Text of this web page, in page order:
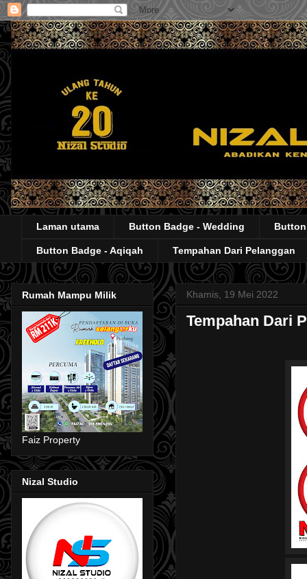
Laman utama Button Badge - Wedding
Button Badge - Aqiqah Tempahan Dari Pelanggan
Khamis, 19 Mei 2022
Tempahan Dari
Rumah Mampu Milik
Faiz Property
Nizal Studio